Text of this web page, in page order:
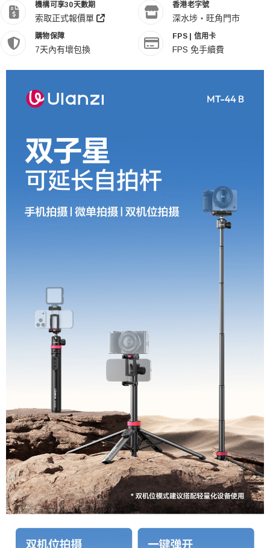
機構可享30天數期
索取正式報價單
香港老字號
深水埗・旺角門市
購物保障
7天內有壞包換
FPS | 信用卡
FPS 免手續費